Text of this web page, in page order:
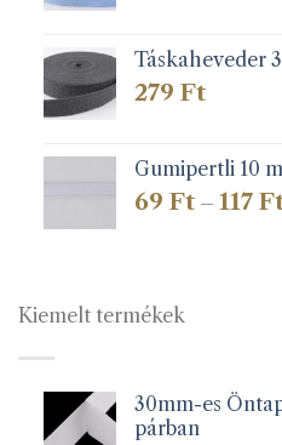
Táskaheveder
279 Ft
Gumipertli 10
69 Ft – 117
Kiemelt termékek
30mm-es
párban